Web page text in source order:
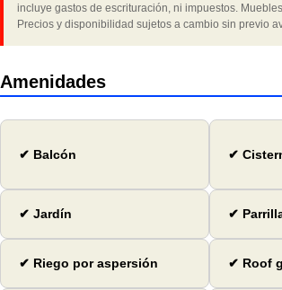
incluye gastos de escrituración, ni impuestos.
Precios y disponibilidad sujetos a cambio sin previo
Amenidades
✔ Balcón ✔
✔ Jardín ✔
✔ Riego por aspersión ✔ Roof